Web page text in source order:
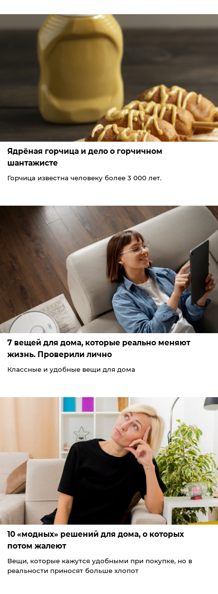
Ядрёная горчица и дело о горчичном
шантажисте
Горчица известна человеку более 3 000 лет.
7 вещей для дома, которые реально меняют
жизнь. Проверили лично
Классные и удобные вещи для дома
10 «модных» решений для дома, о которых
потом жалеют
Вещи, которые кажутся удобными при покупке, но в
реальности приносят больше хлопот